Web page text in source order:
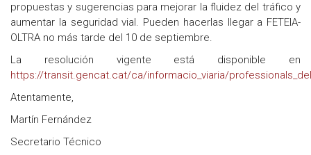
propuestas y sugerencias para mejorar la fluidez del tráfico y
aumentar la seguridad vial. Pueden hacerlas llegar a FETEIA-
OLTRA no más tarde del 10 de septiembre.
La resolución vigente está disponible en
https://transit.gencat.cat/ca/informacio_viaria/
Atentamente,
Martín Fernández
Secretario Técnico